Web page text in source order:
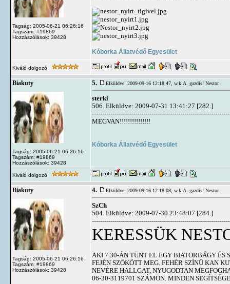
Tagság: 2005-06-21 06:26:16
Tagszám: #19869
Hozzászólások: 39428
Kóborka Állatvédő Egyesület
Kiváló dolgozó
Biakuty
Tagság: 2005-06-21 06:26:16
Tagszám: #19869
Hozzászólások: 39428
5. Elküldve: 2009-09-16 12:18:47, w.k.A. gazdis! Nestor
sterki
506. Elküldve: 2009-07-31 13:41:27 [282.]
MEGVAN!!!!!!!!!!!!!!!
Kóborka Állatvédő Egyesület
Kiváló dolgozó
Biakuty
Tagság: 2005-06-21 06:26:16
Tagszám: #19869
Hozzászólások: 39428
4. Elküldve: 2009-09-16 12:18:08, w.k.A. gazdis! Nestor
SzCh
504. Elküldve: 2009-07-30 23:48:07 [284.]
KERESSÜK
AKI 7.30-ÁN TÜNT EL EGY BIATORBÁGY ÉS
FEJÉN SZÖKÖTT MEG. FEHÉR SZÍNŰ KAN
NEVÉRE HALLGAT, NYUGODTAN
06-30-3119701 SZÁMON. MINDEN